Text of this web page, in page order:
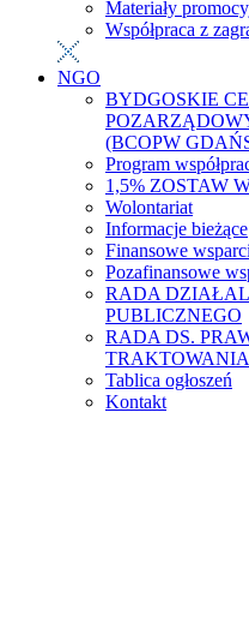
Materiały
Współpraca z
NGO
BYDGOSKIE
(BCOPW
Program
1,5% ZOSTAW
Wolontariat
Informacje bieżące
Finansowe
Pozafinansowe
RADA
PUBLICZNEGO
RADA DS.
TRAKTOWANIA
Tablica ogłoszeń
Kontakt